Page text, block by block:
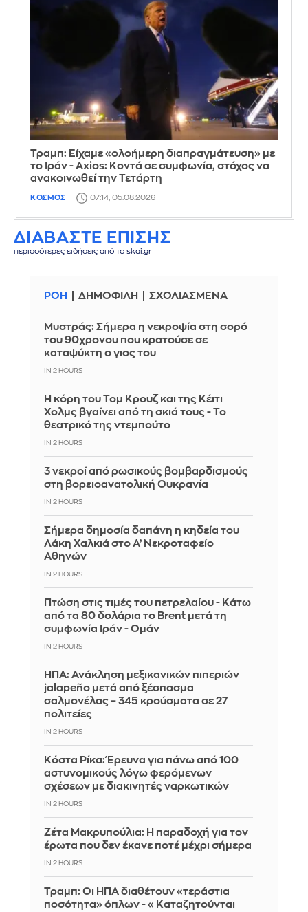
Τραμπ: Είχαμε «ολοήμερη διαπραγμάτευση» με
το Ιράν - Axios: Κοντά σε συμφωνία, στόχος να
ανακοινωθεί την Τετάρτη
ΚΟΣΜΟΣ 07:14, 05.08.2026
ΔΙΑΒΑΣΤΕ ΕΠΙΣΗΣ
περισσότερες ειδήσεις από το skai.gr
ΡΟΗ ΔΗΜΟΦΙΛΗ ΣΧΟΛΙΑΣΜΕΝΑ
Mυστράς: Σήμερα η νεκροψία στη σορό
του 90χρονου που κρατούσε σε
καταψύκτη ο γιος του
IN 2 HOURS
Η κόρη του Τομ Κρουζ και της Κέιτι
Χολμς βγαίνει από τη σκιά τους - Το
θεατρικό της ντεμπούτο
IN 2 HOURS
3 νεκροί από ρωσικούς βομβαρδισμούς
στη βορειοανατολική Ουκρανία
IN 2 HOURS
Σήμερα δημοσία δαπάνη η κηδεία του
Λάκη Χαλκιά στο Α’ Νεκροταφείο
Αθηνών
IN 2 HOURS
Πτώση στις τιμές του πετρελαίου - Κάτω
από τα 80 δολάρια το Brent μετά τη
συμφωνία Ιράν - Ομάν
IN 2 HOURS
ΗΠΑ: Ανάκληση μεξικανικών πιπεριών
jalapeño μετά από ξέσπασμα
σαλμονέλας – 345 κρούσματα σε 27
πολιτείες
IN 2 HOURS
Κόστα Ρίκα: Έρευνα για πάνω από 100
αστυνομικούς λόγω φερόμενων
σχέσεων με διακινητές ναρκωτικών
IN 2 HOURS
Ζέτα Μακρυπούλια: Η παραδοχή για τον
έρωτα που δεν έκανε ποτέ μέχρι σήμερα
IN 2 HOURS
Τραμπ: Οι ΗΠΑ διαθέτουν «τεράστια
ποσότητα» όπλων - «Καταζητούνται